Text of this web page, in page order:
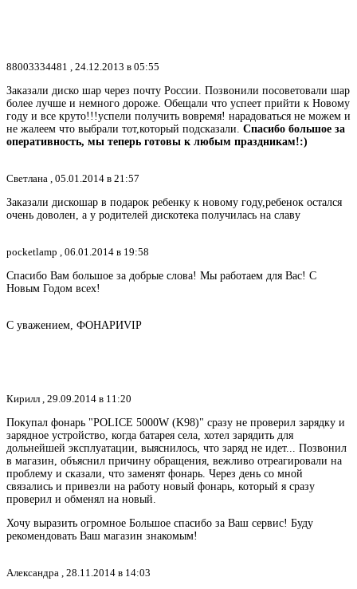
88003334481 , 24.12.2013 в 05:55
Заказали диско шар через почту России. Позвонили посоветовали шар
более лучше и немного дороже. Обещали что успеет прийти к Новому
году и все круто!!!успели получить вовремя! нарадоваться не можем и
не жалеем что выбрали тот,который подсказали. Спасибо большое за
оперативность, мы теперь готовы к любым праздникам!:)
Светлана , 05.01.2014 в 21:57
Заказали дискошар в подарок ребенку к новому году,ребенок остался
очень доволен, а у родителей дискотека получилась на славу
pocketlamp , 06.01.2014 в 19:58
Спасибо Вам большое за добрые слова! Мы работаем для Вас! С
Новым Годом всех!
С уважением, ФОНАРИVIP
Кирилл , 29.09.2014 в 11:20
Покупал фонарь "POLICE 5000W (K98)" сразу не проверил зарядку и
зарядное устройство, когда батарея села, хотел зарядить для
дольнейшей эксплуатации, выяснилось, что заряд не идет... Позвонил
в магазин, объяснил причину обращения, вежливо отреагировали на
проблему и сказали, что заменят фонарь. Через день со мной
связались и привезли на работу новый фонарь, который я сразу
проверил и обменял на новый.
Хочу выразить огромное Большое спасибо за Ваш сервис! Буду
рекомендовать Ваш магазин знакомым!
Александра , 28.11.2014 в 14:03